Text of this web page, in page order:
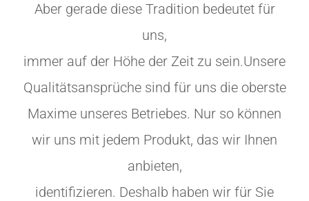
Aber gerade diese Tradition bedeutet für
uns,
immer auf der Höhe der Zeit zu sein.Unsere
Qualitätsansprüche sind für uns die oberste
Maxime unseres Betriebes. Nur so können
wir uns mit jedem Produkt, das wir Ihnen
anbieten,
identifizieren. Deshalb haben wir für Sie